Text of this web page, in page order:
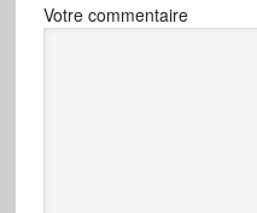
Votre commentaire